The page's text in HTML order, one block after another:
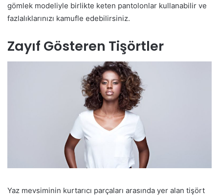
gömlek modeliyle birlikte keten pantolonlar kullanabilir ve
fazlalıklarınızı kamufle edebilirsiniz.
Zayıf Gösteren Tişörtler
Yaz mevsiminin kurtarıcı parçaları arasında yer alan tişört